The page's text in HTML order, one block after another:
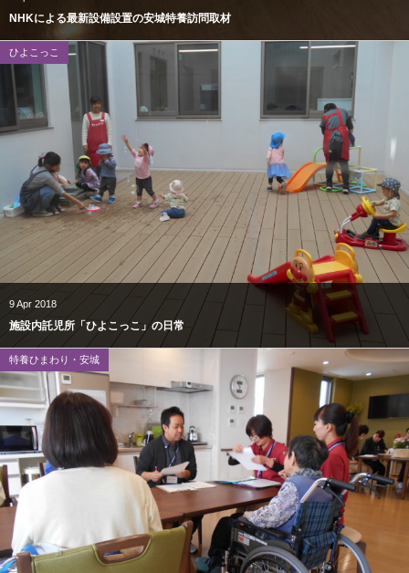
NHKによる最新設備設置の安城特養訪問取材
ひよこっこ
9Apr 2018
施設内託児所「ひよこっこ」の日常
特養ひまわり・安城